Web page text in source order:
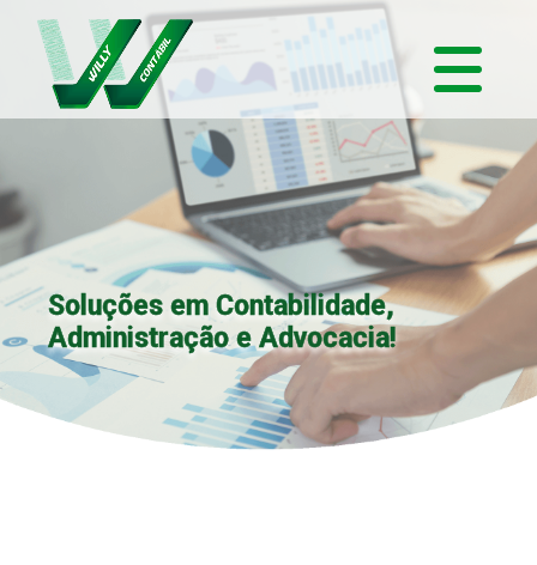
Soluções em Contabilidade,
Administração e Advocacia!